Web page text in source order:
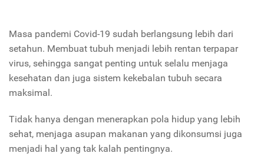
Masa pandemi Covid-19 sudah berlangsung lebih dari
setahun. Membuat tubuh menjadi lebih rentan terpapar
virus, sehingga sangat penting untuk selalu menjaga
kesehatan dan juga sistem kekebalan tubuh secara
maksimal.
Tidak hanya dengan menerapkan pola hidup yang lebih
sehat, menjaga asupan makanan yang dikonsumsi juga
menjadi hal yang tak kalah pentingnya.